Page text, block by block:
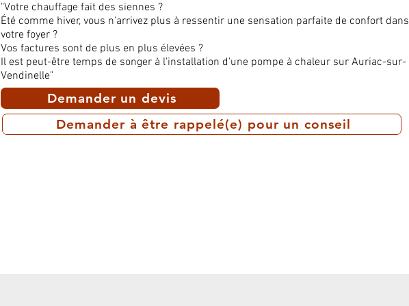
"Votre chauffage fait des siennes ?
Été comme hiver, vous n'arrivez plus à ressentir une sensation parfaite de confort dans
votre foyer ?
Vos factures sont de plus en plus élevées ?
Il est peut-être temps de songer à l'installation d'une pompe à chaleur sur Auriac-sur-
Vendinelle"
Demander un devis
Demander à être rappelé(e) pour un conseil